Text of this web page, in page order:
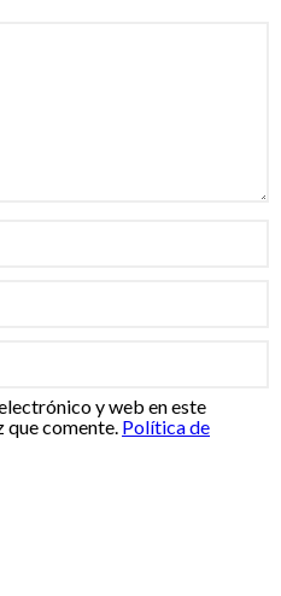
y web en este
que comente. Política de